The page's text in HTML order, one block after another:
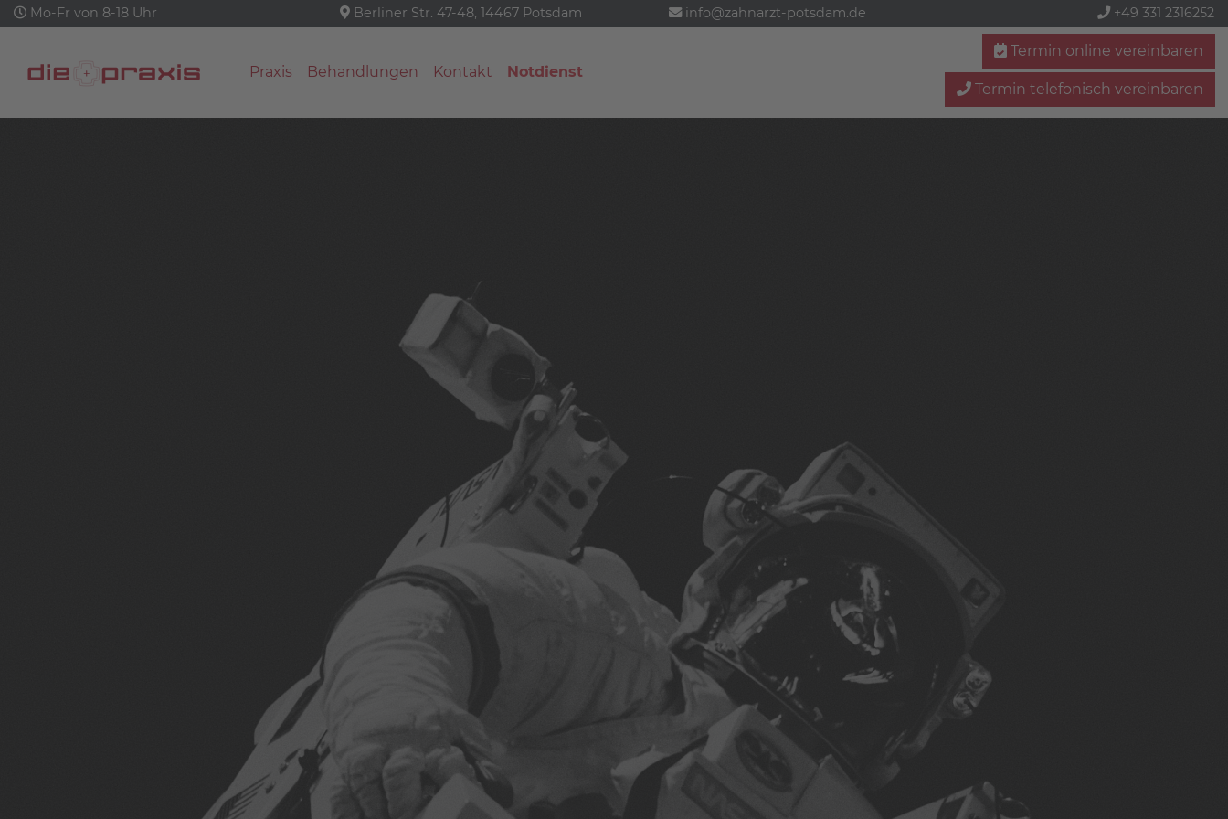
Mo-Fr von 8-18 Uhr Berliner Str. 47-48, 14467 Potsdam info@zahnarzt-potsdam.de +49 331 2316252
Praxis Behandlungen Kontakt Notdienst
Termin online vereinbaren
Termin telefonisch vereinbaren